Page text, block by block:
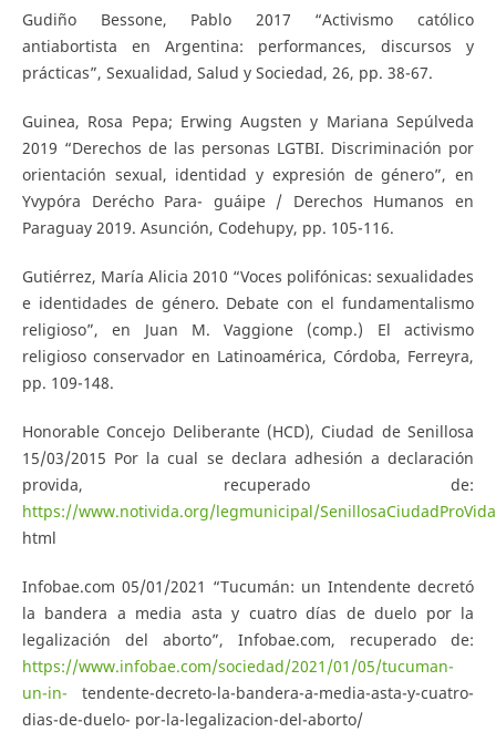
Gudiño Bessone, Pablo 2017 “Activismo católico
antiabortista en Argentina: performances, discursos y
prácticas”, Sexualidad, Salud y Sociedad, 26, pp. 38-67.
Guinea, Rosa Pepa; Erwing Augsten y Mariana Sepúlveda
2019 “Derechos de las personas LGTBI. Discriminación por
orientación sexual, identidad y expresión de género”, en
Yvypóra Derécho Para- guáipe / Derechos Humanos en
Paraguay 2019. Asunción, Codehupy, pp. 105-116.
Gutiérrez, María Alicia 2010 “Voces polifónicas: sexualidades
e identidades de género. Debate con el fundamentalismo
religioso”, en Juan M. Vaggione (comp.) El activismo
religioso conservador en Latinoamérica, Córdoba, Ferreyra,
pp. 109-148.
Honorable Concejo Deliberante (HCD), Ciudad de Senillosa
15/03/2015 Por la cual se declara adhesión a declaración
provida, recuperado de:
https://www.notivida.org/legmunicipal/SenillosaCiudadProVida
html
Infobae.com 05/01/2021 “Tucumán: un Intendente decretó
la bandera a media asta y cuatro días de duelo por la
legalización del aborto”, Infobae.com, recuperado de:
https://www.infobae.com/sociedad/2021/01/05/tucuman-
un-in- tendente-decreto-la-bandera-a-media-asta-y-cuatro-
dias-de-duelo- por-la-legalizacion-del-aborto/